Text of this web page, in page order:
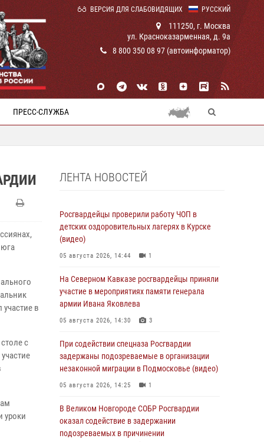
РУССКИЙ
ВЕРСИЯ ДЛЯ СЛАБОВИДЯЩИХ
111250, г. Москва
ул. Красноказарменная, д. 9а
8 800 350 08 97 (автоинформатор)
ПРЕСС-СЛУЖБА
в
с
уроки
ЛЕНТА НОВОСТЕЙ
Росгвардейцы проверили работу ЧОП в
детских оздоровительных лагерях в Курске
(видео)
05 августа 2026, 14:44 1
На Северном Кавказе росгвардейцы приняли
участие в мероприятиях памяти генерала
армии Ивана Яковлева
05 августа 2026, 14:30 3
При содействии спецназа Росгвардии
задержаны подозреваемые в организации
незаконной миграции в Подмосковье (видео)
05 августа 2026, 14:25 1
В Великом Новгороде СОБР Росгвардии
оказал содействие в задержании
подозреваемых в причинении